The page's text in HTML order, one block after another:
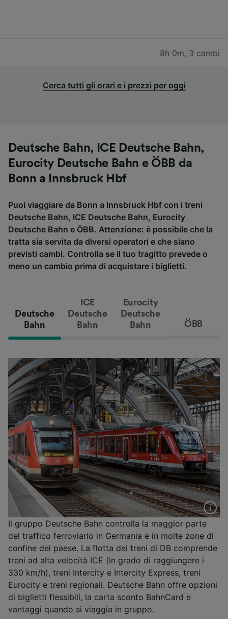
8h 0m, 3 cambi
Cerca tutti gli orari e i prezzi per oggi
Deutsche Bahn, ICE Deutsche Bahn,
Eurocity Deutsche Bahn e ÖBB da
Bonn a Innsbruck Hbf
Puoi viaggiare da Bonn a Innsbruck Hbf con i treni
Deutsche Bahn, ICE Deutsche Bahn, Eurocity
Deutsche Bahn e ÖBB. Attenzione: è possibile che la
tratta sia servita da diversi operatori e che siano
previsti cambi. Controlla se il tuo tragitto prevede o
meno un cambio prima di acquistare i biglietti.
Deutsche
Bahn
ICE
Deutsche
Bahn
Eurocity
Deutsche
Bahn
ÖBB
Il gruppo Deutsche Bahn controlla la maggior parte
del traffico ferroviario in Germania e in molte zone di
confine del paese. La flotta dei treni di DB comprende
treni ad alta velocità ICE (in grado di raggiungere i
330 km/h), treni Intercity e Intercity Express, treni
Eurocity e treni regionali. Deutsche Bahn offre opzioni
di biglietti flessibili, la carta sconto BahnCard e
vantaggi quando si viaggia in gruppo.